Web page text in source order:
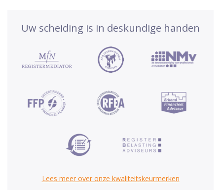
Uw scheiding is in deskundige handen
Lees meer over onze kwaliteitskeurmerken